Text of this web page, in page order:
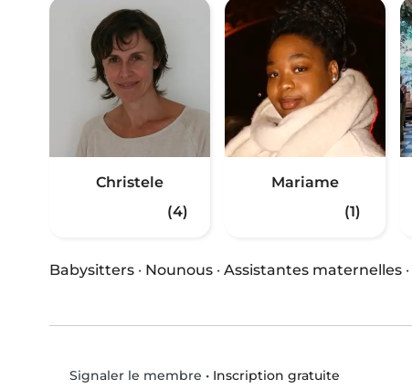
Christele
(4)
Mariame
(1)
Babysitters · Nounous · Assistantes maternelles ·
Signaler le membre • Inscription gratuite